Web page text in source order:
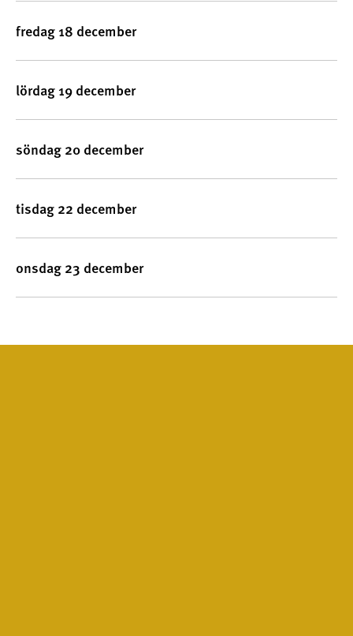
fredag 18 december
lördag 19 december
söndag 20 december
tisdag 22 december
onsdag 23 december